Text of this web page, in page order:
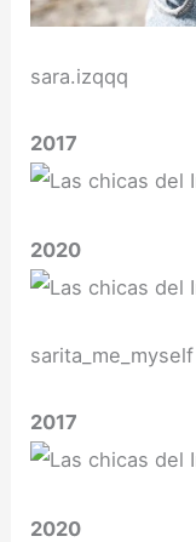
sara.izqqq
2017
2020
sarita_me_myself
2017
2020